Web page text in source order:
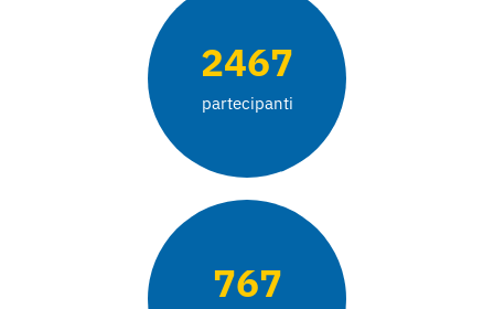
2467
partecipanti
767